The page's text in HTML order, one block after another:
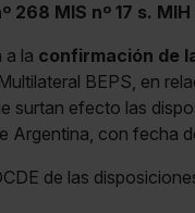
268 MIS nº 17 s.
a la confirmación de
BEPS, en
surtan efecto las
Argentina, con fecha
de las